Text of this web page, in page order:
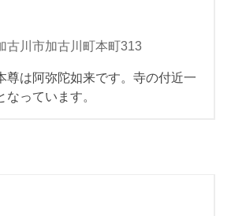
古川市加古川町本町313
尊は阿弥陀如来です。寺の付近一
っています。